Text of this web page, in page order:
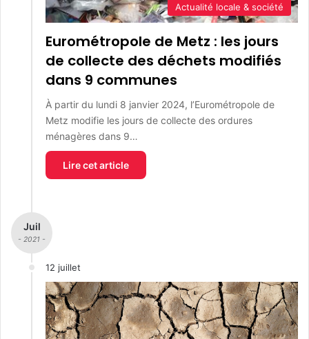
Actualité locale & société
Eurométropole de Metz : les jours
de collecte des déchets modifiés
dans 9 communes
À partir du lundi 8 janvier 2024, l’Eurométropole de
Metz modifie les jours de collecte des ordures
ménagères dans 9…
Lire cet article
Juil
- 2021 -
12 juillet